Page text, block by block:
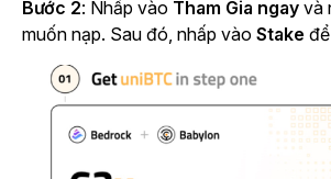
Bước 2: Nhấp vào Tham Gia ngay và
muốn nạp. Sau đó, nhấp vào Stake